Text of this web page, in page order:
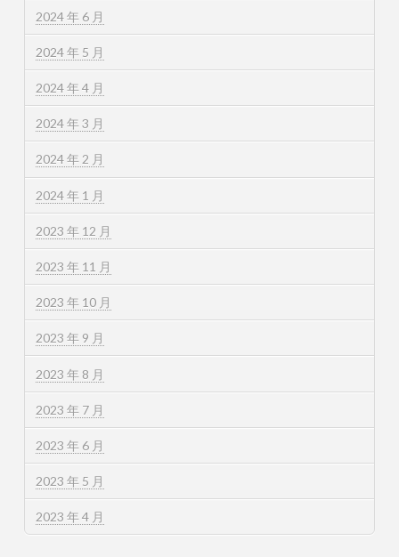
2024 年 6 月
2024 年 5 月
2024 年 4 月
2024 年 3 月
2024 年 2 月
2024 年 1 月
2023 年 12 月
2023 年 11 月
2023 年 10 月
2023 年 9 月
2023 年 8 月
2023 年 7 月
2023 年 6 月
2023 年 5 月
2023 年 4 月